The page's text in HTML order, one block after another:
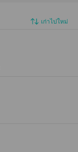
เก่าไปใหม่